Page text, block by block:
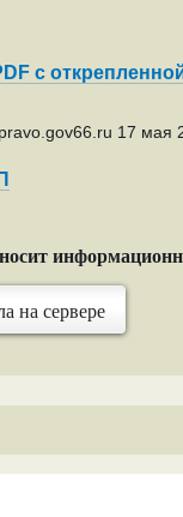
с
17 мая
на сервере